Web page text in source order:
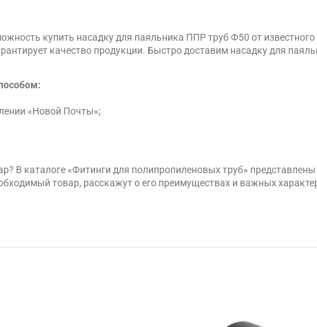
купить насадку для паяльника ППР труб Ф50 от
качество продукции. Быстро доставим насадку для
«Новой Почты»;
В каталоге «Фитинги для полипропиленовых труб»
товар, расскажут о его преимуществах и важных